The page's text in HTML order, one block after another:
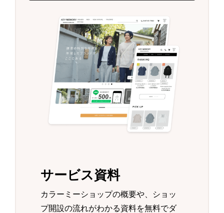
サービス資料
カラーミーショップの概要や、ショッ
プ開設の流れがわかる資料を無料でダ